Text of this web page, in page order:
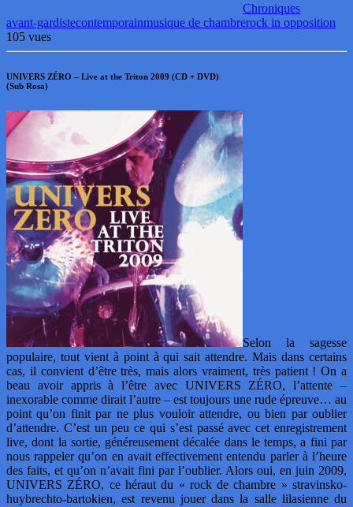
Chroniques
avant-gardistecontemporainmusique de chambrerock in opposition
105 vues
UNIVERS ZÉRO – Live at the Triton 2009 (CD + DVD)
(Sub Rosa)
Selon la sagesse
populaire, tout vient à point à qui sait attendre. Mais dans certains
cas, il convient d’être très, mais alors vraiment, très patient ! On a
beau avoir appris à l’être avec UNIVERS ZÉRO, l’attente –
inexorable comme dirait l’autre – est toujours une rude épreuve… au
point qu’on finit par ne plus vouloir attendre, ou bien par oublier
d’attendre. C’est un peu ce qui s’est passé avec cet enregistrement
live, dont la sortie, généreusement décalée dans le temps, a fini par
nous rappeler qu’on en avait effectivement entendu parler à l’heure
des faits, et qu’on n’avait fini par l’oublier. Alors oui, en juin 2009,
UNIVERS ZÉRO, ce héraut du « rock de chambre » stravinsko-
huybrechto-bartokien, est revenu jouer dans la salle lilasienne du